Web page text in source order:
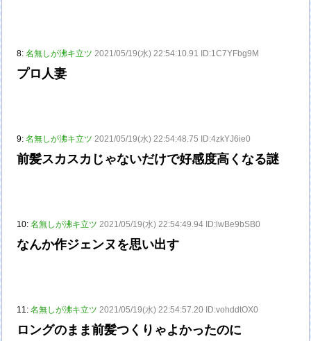
8:名無しが沸キ立ツ 2021/05/19(水) 22:54:10.91 ID:1C7YFbg9M
プロ人妻
9:名無しが沸キ立ツ 2021/05/19(水) 22:54:48.75 ID:4zkYJ6ie0
前髪スカスカじゃないだけで好感度高くなる謎
10:名無しが沸キ立ツ 2021/05/19(水) 22:54:49.94 ID:lwBe9bSB0
なんか作ジェンヌを思い出す
11:名無しが沸キ立ツ 2021/05/19(水) 22:54:57.20 ID:vohddtOX0
ロングのまま前髪つくりゃよかったのに